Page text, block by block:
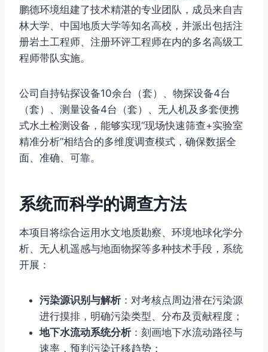
鹏德环境组建了技术精湛的专业团队，成员来自吉
林大学、中国地质大学等知名高校，并派出包括注
册岩土工程师、注册环评工程师在内的多名高级工
程师带队实施。
公司自持钻探设备10余台（套）、物探设备4台
（套）、测量设备4台（套）、无人机及多套便携
式水土检测设备，能够实现“现场快速筛查+实验室
精准分析”相结合的多维度调查模式，确保数据全
面、准确、可靠。
系统而科学的调查方法
本项目将综合运用水文地质勘察、环境地球化学分
析、无人机遥感与地面物探等多种技术手段，系统
开展：
污染源识别与解析：对考核点周边潜在污染源
进行摸排，明确污染类型、分布及贡献程度；
地下水流动系统分析：刻画地下水流动路径与
速率，预判污染迁移趋势；